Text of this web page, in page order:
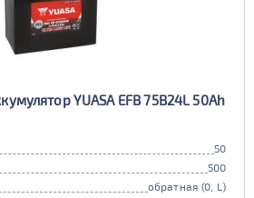
YUASA EFB 75B24L 50Ah
50
500
обратная (0, L)